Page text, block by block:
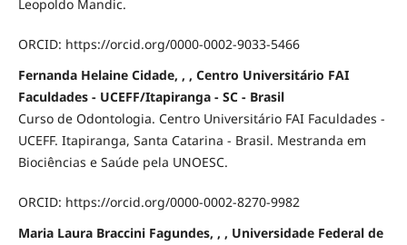
Leopoldo Mandic.
ORCID: https://orcid.org/0000-0002-9033-5466
Fernanda Helaine Cidade, , , Centro Universitário FAI
Faculdades - UCEFF/Itapiranga - SC - Brasil
Curso de Odontologia. Centro Universitário FAI Faculdades -
UCEFF. Itapiranga, Santa Catarina - Brasil. Mestranda em
Biociências e Saúde pela UNOESC.
ORCID: https://orcid.org/0000-0002-8270-9982
Maria Laura Braccini Fagundes, , , Universidade Federal de